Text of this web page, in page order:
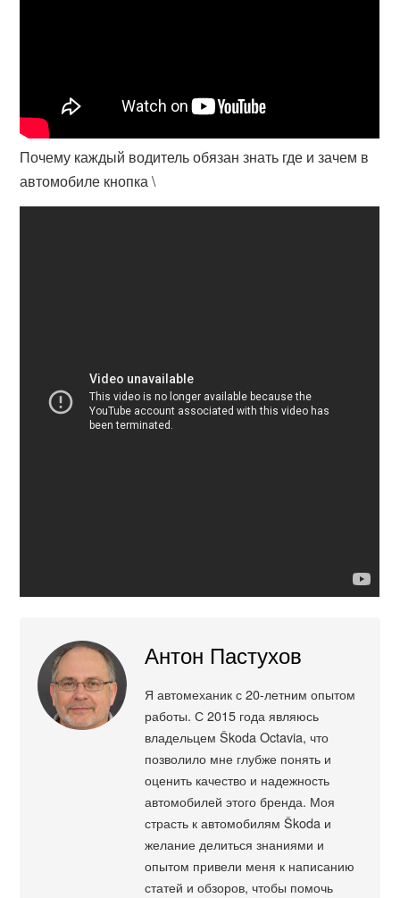
Почему каждый водитель обязан знать где и зачем в
автомобиле кнопка \
Антон Пастухов
Я автомеханик с 20-летним опытом
работы. С 2015 года являюсь
владельцем Škoda Octavia, что
позволило мне глубже понять и
оценить качество и надежность
автомобилей этого бренда. Моя
страсть к автомобилям Škoda и
желание делиться знаниями и
опытом привели меня к написанию
статей и обзоров, чтобы помочь